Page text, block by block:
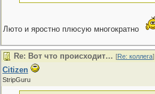
Люто и яростно плюсую многократно
Re: Вот что происходит… [Re: коллега]
Citizen
StripGuru